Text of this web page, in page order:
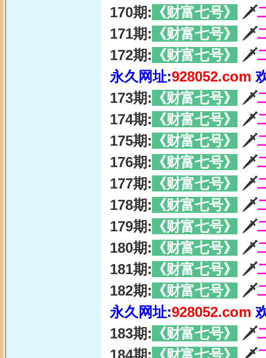
170期: 《财富七号》 🗡
171期: 《财富七号》 🗡
172期: 《财富七号》 🗡
永久网址:928052.com
173期: 《财富七号》 🗡
174期: 《财富七号》 🗡
175期: 《财富七号》 🗡
176期: 《财富七号》 🗡
177期: 《财富七号》 🗡
178期: 《财富七号》 🗡
179期: 《财富七号》 🗡
180期: 《财富七号》 🗡
181期: 《财富七号》 🗡
182期: 《财富七号》 🗡
永久网址:928052.com
183期: 《财富七号》 🗡